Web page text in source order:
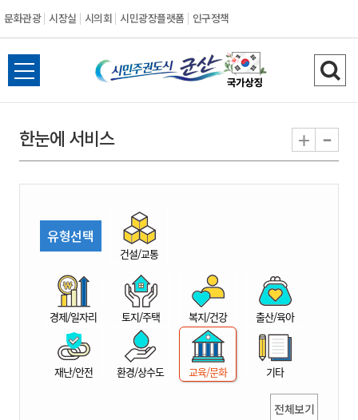
문화관광 시장실 시의회 시민광장플랫폼 인구정책
시
민
권
시
산
전
체
뉴
열
검
색
기
한눈에 서비스 + -
유형선택
건설/교통
경제/일자리 토지/주택 복지/건강 출산/육아
재난/안전 환경/상수도 교육/문화 기타
전체보기